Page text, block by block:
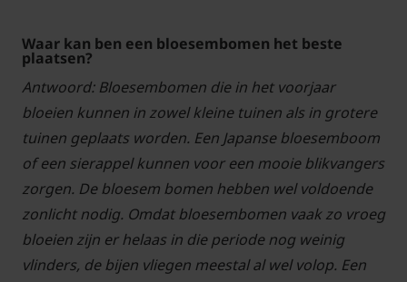
Waar kan ben een bloesembomen het beste
plaatsen?
Antwoord: Bloesembomen die in het voorjaar
bloeien kunnen in zowel kleine tuinen als in grotere
tuinen geplaats worden. Een Japanse bloesemboom
of een sierappel kunnen voor een mooie blikvangers
zorgen. De bloesem bomen hebben wel voldoende
zonlicht nodig. Omdat bloesembomen vaak zo vroeg
bloeien zijn er helaas in die periode nog weinig
vlinders, de bijen vliegen meestal al wel volop. Een